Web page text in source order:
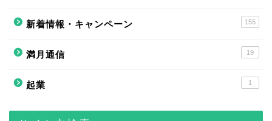
新着情報・キャンペーン 155
満月通信 19
起業 1